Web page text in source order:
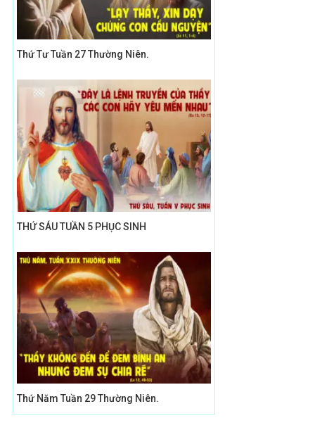
Thứ Tư Tuần 27 Thường Niên.
THỨ SÁU TUẦN 5 PHỤC SINH
Thứ Năm Tuần 29 Thường Niên.